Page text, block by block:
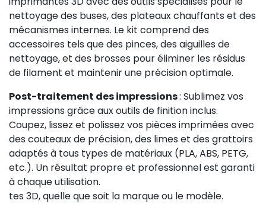
nettoyage des buses, des plateaux chauffants et des
mécanismes internes. Le kit comprend des
accessoires tels que des pinces, des aiguilles de
nettoyage, et des brosses pour éliminer les résidus
de filament et maintenir une précision optimale.
Post-traitement des impressions: Sublimez vos
impressions grâce aux outils de finition inclus.
Coupez, lissez et polissez vos pièces imprimées avec
des couteaux de précision, des limes et des grattoirs
adaptés à tous types de matériaux (PLA, ABS, PETG,
etc.). Un résultat propre et professionnel est garanti
à chaque utilisation.
tes 3D, quelle que soit la marque ou le modèle.